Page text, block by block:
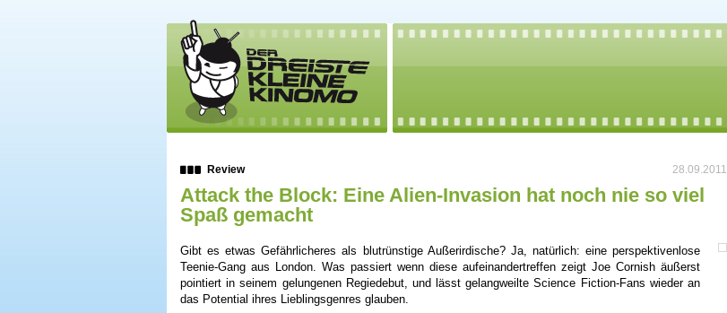
Review 28.09.2011
Attack the Block: Eine Alien-Invasion hat noch nie so viel
Spaß gemacht
Gibt es etwas Gefährlicheres als blutrünstige Außerirdische? Ja, natürlich: eine perspektivenlose
Teenie-Gang aus London. Was passiert wenn diese aufeinandertreffen zeigt Joe Cornish äußerst
pointiert in seinem gelungenen Regiedebut, und lässt gelangweilte Science Fiction-Fans wieder an
das Potential ihres Lieblingsgenres glauben.